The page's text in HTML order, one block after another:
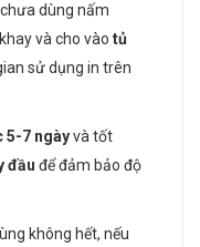
dùng nấm
và cho vào tủ
sử dụng in trên
5-7 ngàyvà tốt
đầu để đảm bảo độ
không hết, nếu